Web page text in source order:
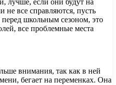
не все справляются, пусть
школьным сезоном, это
все проблемные места
внимания, так как в ней
бегает на переменках. Она